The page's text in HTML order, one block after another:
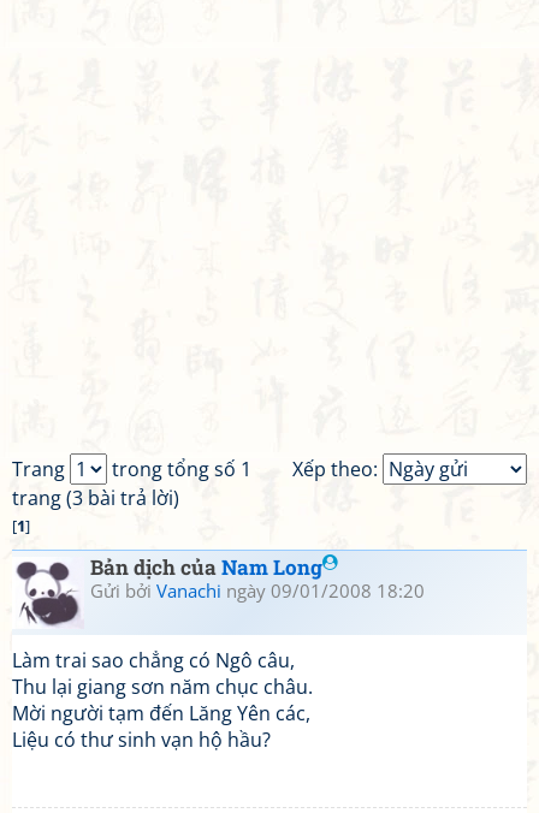
Xếp theo:
Trang
trong tổng số 1
trang (3 bài trả lời)
[1]
Bản dịch củaNam Long
Gửi bởi Vanachi ngày 09/01/2008 18:20
Làm trai sao chẳng có Ngô câu,
Thu lại giang sơn năm chục châu.
Mời người tạm đến Lăng Yên các,
Liệu có thư sinh vạn hộ hầu?